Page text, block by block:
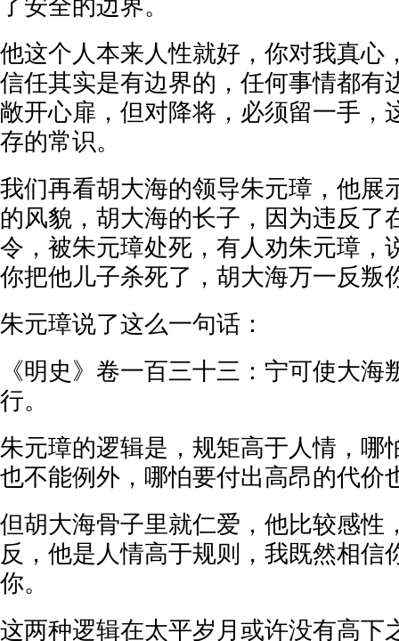
了安全的边界。
他这个人本来人性就好，你对我真心
信任其实是有边界的，任何事情都有
敞开心扉，但对降将，必须留一手，
存的常识。
我们再看胡大海的领导朱元璋，他展
的风貌，胡大海的长子，因为违反了
令，被朱元璋处死，有人劝朱元璋，
你把他儿子杀死了，胡大海万一反叛
朱元璋说了这么一句话：
《明史》卷一百三十三：宁可使大
行。
朱元璋的逻辑是，规矩高于人情，哪
也不能例外，哪怕要付出高昂的代价
但胡大海骨子里就仁爱，他比较感性
反，他是人情高于规则，我既然相信
你。
这两种逻辑在太平岁月或许没有高下